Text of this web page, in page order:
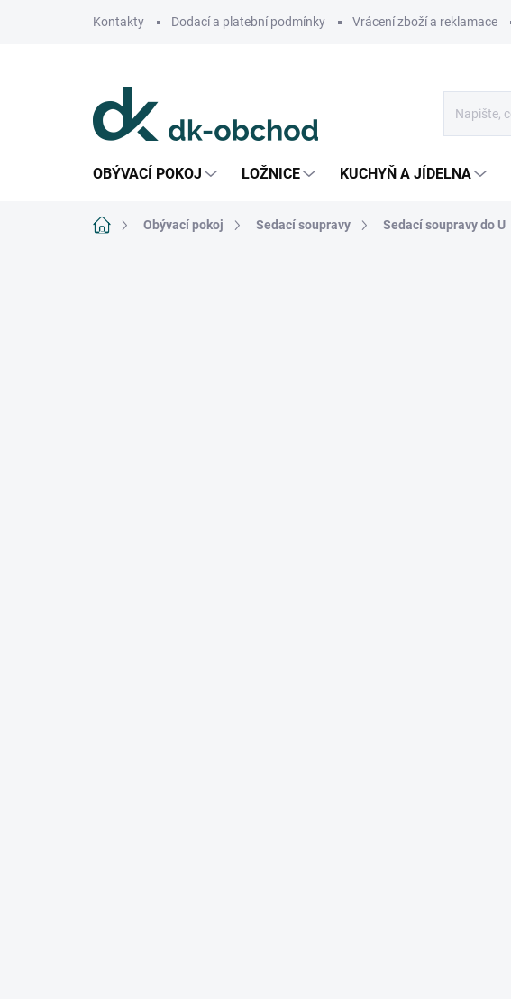
Kontakty Dodací a platební podmínky Vrácení zboží a reklamace
OBÝVACÍ POKOJ LOŽNICE KUCHYŇ A JÍDELNA
Domů Obývací pokoj Sedací soupravy Sedací soupravy do U